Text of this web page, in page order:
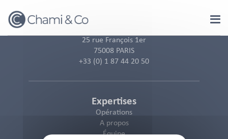
25 rue François 1er
75008 PARIS
+33 (0) 1 87 44 20 50
Expertises
Opérations
A propos
Équipe